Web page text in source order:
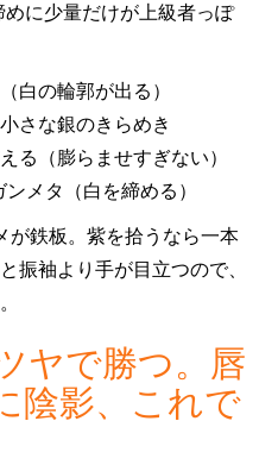
めに少量だけが上級者っぽ
白の輪郭が出る）
さな銀のきらめき
る（膨らませすぎない）
メタ（白を締める）
が鉄板。紫を拾うなら一本
振袖より手が目立つので、
ヤで勝つ。唇
陰影、これで